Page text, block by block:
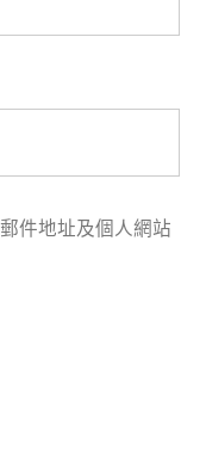
件地址及個人網站